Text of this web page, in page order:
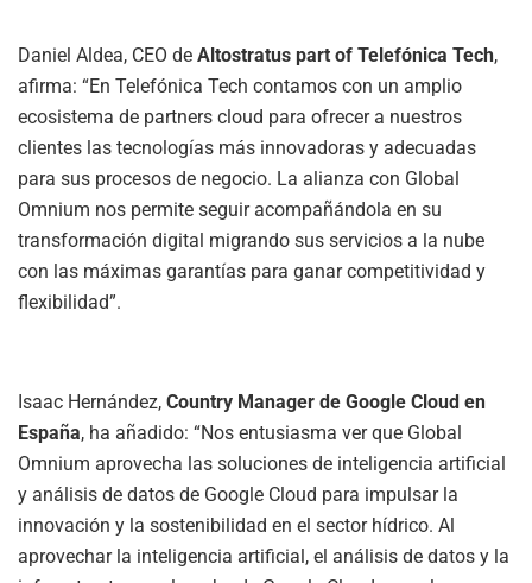
Daniel Aldea, CEO de Altostratus part of Telefónica Tech,
afirma: “En Telefónica Tech contamos con un amplio
ecosistema de partners cloud para ofrecer a nuestros
clientes las tecnologías más innovadoras y adecuadas
para sus procesos de negocio. La alianza con Global
Omnium nos permite seguir acompañándola en su
transformación digital migrando sus servicios a la nube
con las máximas garantías para ganar competitividad y
flexibilidad”.
Isaac Hernández, Country Manager de Google Cloud en
España, ha añadido: “Nos entusiasma ver que Global
Omnium aprovecha las soluciones de inteligencia artificial
y análisis de datos de Google Cloud para impulsar la
innovación y la sostenibilidad en el sector hídrico. Al
aprovechar la inteligencia artificial, el análisis de datos y la